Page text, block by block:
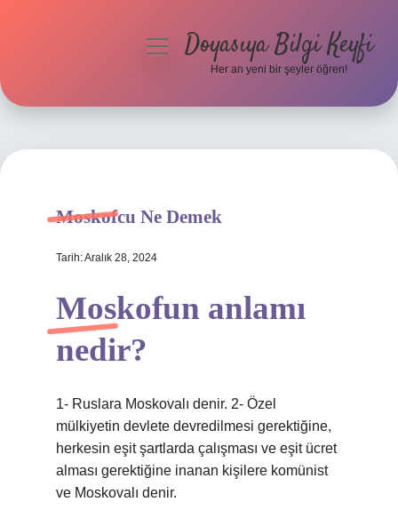
Hakkımızda
menüyüDoyasıya Bilgi Keyfi
Her an yeni bir şeyler öğren!
Moskofcu Ne Demek
Tarih: Aralık 28, 2024
Moskofun anlamı
nedir?
1- Ruslara Moskovalı denir. 2- Özel
mülkiyetin devlete devredilmesi gerektiğine,
herkesin eşit şartlarda çalışması ve eşit ücret
alması gerektiğine inanan kişilere komünist
ve Moskovalı denir.